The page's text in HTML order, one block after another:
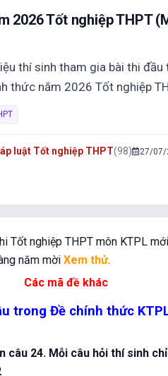
2026 Tốt nghiệp THPT
thí sinh tham gia bài thi
thức năm 2026 Tốt nghiệp
luật Tốt nghiệp THPT(98) 27/07/
Tốt nghiệp THPT môn KTPL
năm mời Xem thử.
Các mã đề khác
trong Đề chính thức
câu 24. Mỗi câu hỏi thí sinh